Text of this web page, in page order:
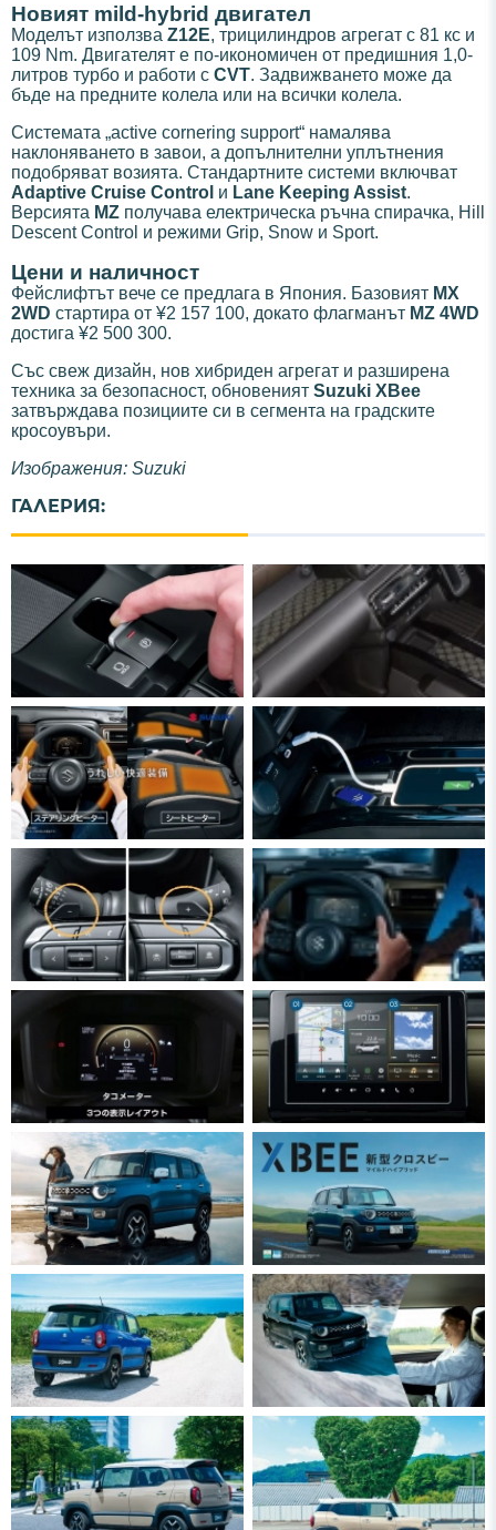
Новият mild-hybrid двигател
Моделът използва Z12E, трицилиндров агрегат с 81 кс и
109 Nm. Двигателят е по-икономичен от предишния 1,0-
литров турбо и работи с CVT. Задвижването може да
бъде на предните колела или на всички колела.
Системата „active cornering support“ намалява
наклоняването в завои, а допълнителни уплътнения
подобряват возията. Стандартните системи включват
Adaptive Cruise Control и Lane Keeping Assist.
Версията MZ получава електрическа ръчна спирачка, Hill
Descent Control и режими Grip, Snow и Sport.
Цени и наличност
Фейслифтът вече се предлага в Япония. Базовият MX
2WD стартира от ¥2 157 100, докато флагманът MZ 4WD
достига ¥2 500 300.
Със свеж дизайн, нов хибриден агрегат и разширена
техника за безопасност, обновеният Suzuki XBee
затвърждава позициите си в сегмента на градските
кросоувъри.
Изображения: Suzuki
ГАЛЕРИЯ: